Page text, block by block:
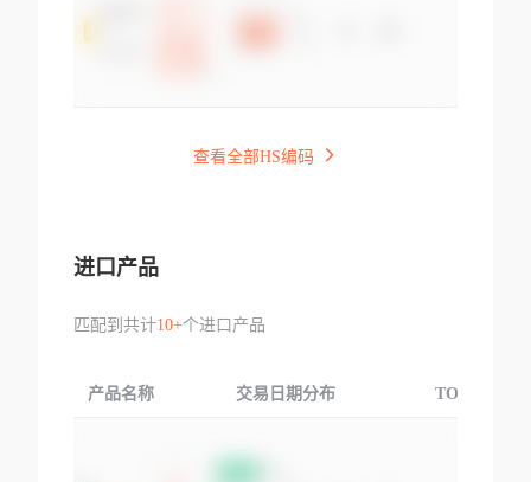
查看全部HS编码
进口产品
匹配到共计10+个进口产品
产品名称 交易日期分布 TOP3交易国